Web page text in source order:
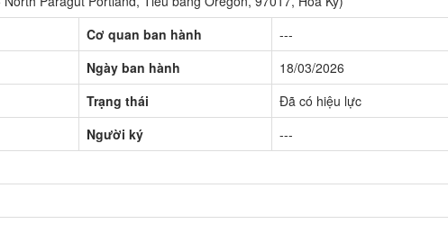
Cơ quan ban hành
---
Ngày ban hành
18/03/2026
Trạng thái
Đã có hiệu lực
Người ký
---